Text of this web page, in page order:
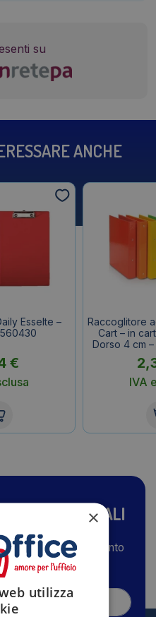
su
ANCHE
Esselte –
€
Raccoglitore
Cart – in
Dorso 4 cm
IVA
SPECIALI
e ricevi subito lo sconto
×
utilizza